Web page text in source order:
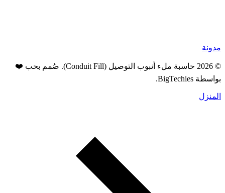
مدونة
© 2026 حاسبة ملء أنبوب التوصيل (Conduit Fill). صُمم بحب ❤️
بواسطة BigTechies
.
المنزل